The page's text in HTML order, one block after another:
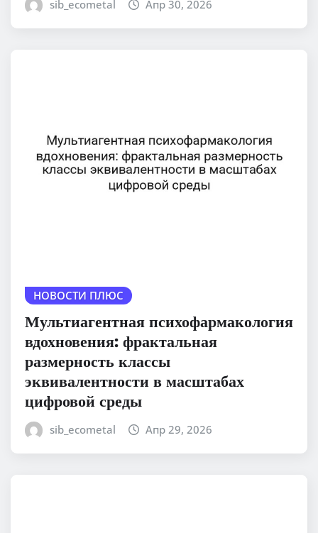
sib_ecometal Апр 30, 2026
НОВОСТИ ПЛЮС
Мультиагентная психофармакология
вдохновения: фрактальная
размерность классы
эквивалентности в масштабах
цифровой среды
sib_ecometal Апр 29, 2026